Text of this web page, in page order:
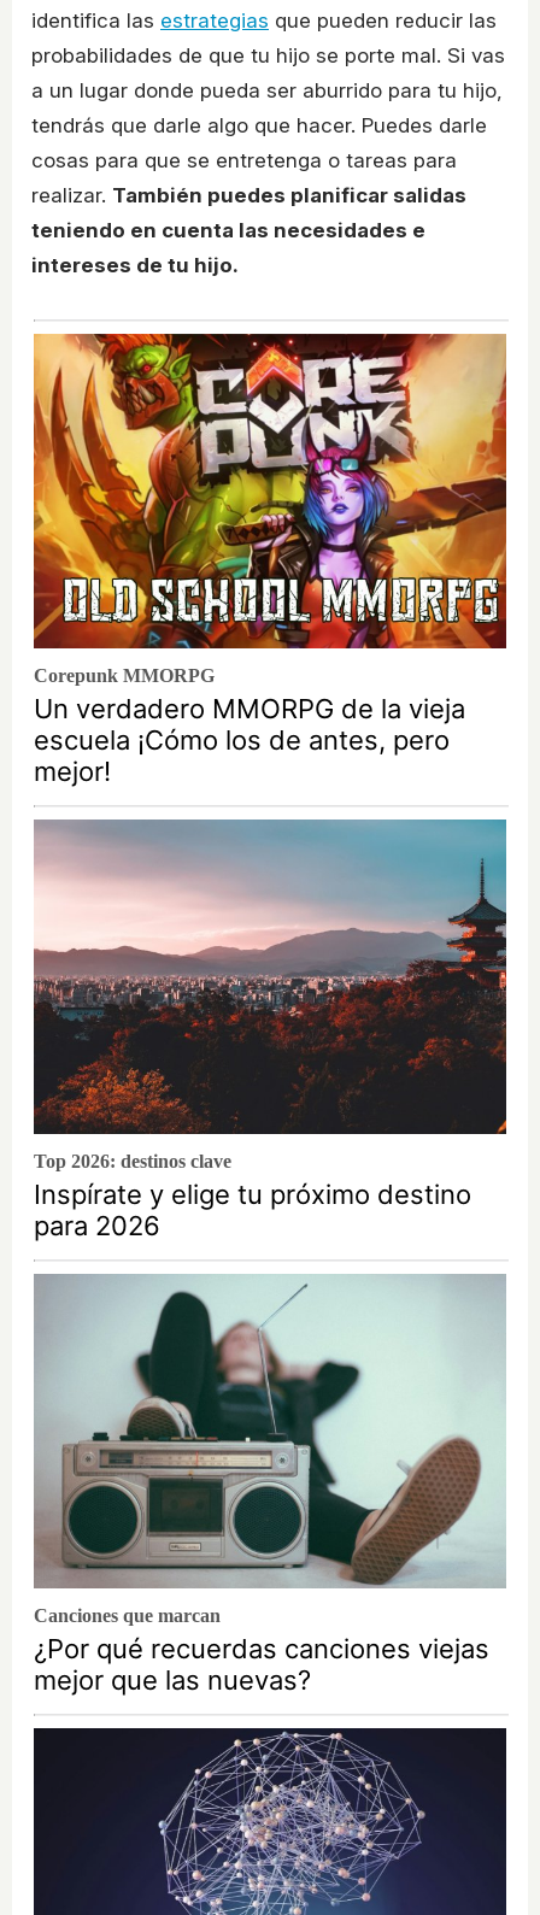
identifica las estrategias que pueden reducir las
probabilidades de que tu hijo se porte mal. Si vas
a un lugar donde pueda ser aburrido para tu hijo,
tendrás que darle algo que hacer. Puedes darle
cosas para que se entretenga o tareas para
realizar. También puedes planificar salidas
teniendo en cuenta las necesidades e
intereses de tu hijo.
Corepunk MMORPG
Un verdadero MMORPG de la vieja
escuela ¡Cómo los de antes, pero
mejor!
Top 2026: destinos clave
Inspírate y elige tu próximo destino
para 2026
Canciones que marcan
¿Por qué recuerdas canciones viejas
mejor que las nuevas?